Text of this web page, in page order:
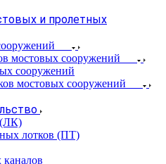
и пролетных
мостовых сооружений
сооружений
мостовых сооружений
(ЛК)
лотков (ПТ)
каналов